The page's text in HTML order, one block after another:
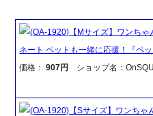
(OA-1920)【Mサイズ】ワンちゃ
ネート ペットも一緒に応援！『ペッ
価格：907円 ショップ名：
(OA-1920)【Sサイズ】ワンちゃ